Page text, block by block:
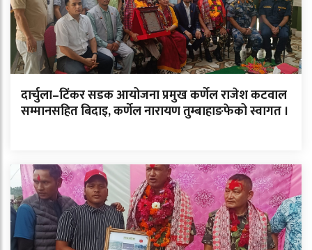
दार्चुला–टिंकर सडक आयोजना प्रमुख कर्णेल राजेश कटवाल
सम्मानसहित बिदाइ, कर्णेल नारायण तुम्बाहाङफेको स्वागत ।